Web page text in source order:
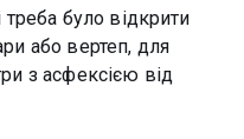
треба було відкрити
або вертеп, для
з асфексією від